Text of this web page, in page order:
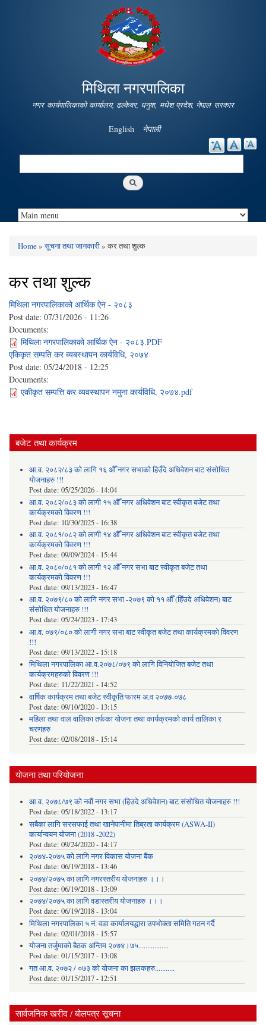
Skip to
main
content
मिथिला नगरपालिका
नगर कार्यपालिकाको कार्यालय, ढल्केवर, धनुषा, मधेश प्रदेश, नेपाल सरकार
English नेपाली
Search
You are here
Home»सूचना तथा जानकारी» कर तथा शुल्क
कर तथा शुल्क
मिथिला नगरपालिकाको आर्थिक ऐन - २०८३
Post date: 07/31/2026 - 11:26
Documents:
मिथिला नगरपालिकाको आर्थिक ऐन - २०८३.PDF
एकिकृत सम्पति कर ब्यबस्थापन कार्यविधि, २०७४
Post date: 05/24/2018 - 12:25
Documents:
एकीकृत सम्पत्ति कर व्यवस्थापन नमुना कार्यविधि, २०७४.pdf
बजेट तथा कार्यक्रम
आ.व. २०८२/८३ को लागि १६ औँ नगर सभाको हिउँदे अधिवेशन बाट संसोधित
योजनाहरु !!!
Post date: 05/25/2026 - 14:04
आ.व. २०८२/०८३ को लागी १५ औँ नगर अधिवेशन बाट स्वीकृत बजेट तथा
कार्यक्रमको विवरण !!!
Post date: 10/30/2025 - 16:38
आ.व. २०८१/०८२ को लागी १४ औँ नगर अधिवेशन बाट स्वीकृत बजेट तथा
कार्यक्रमको विवरण !!!
Post date: 09/09/2024 - 15:44
आ.व. २०८०/०८१ को लागी १२ औँ नगर सभा बाट स्वीकृत बजेट तथा
कार्यक्रमको विवरण !!!
Post date: 09/13/2023 - 16:47
आ.व. २०७९/८० को लागि नगर सभा -२०७९ को ११ औँ (हिँउदे अधिवेशन) बाट
संसोधित योजनाहरु !!!
Post date: 05/24/2023 - 17:43
आ.व. ०७९/०८० को लागी नगर सभा बाट स्वीकृत बजेट तथा कार्यक्रमको विवरण
!!!
Post date: 09/13/2022 - 15:18
मिथिला नगरपालिका आ.व.२०७८/०७९ को लागि विनियोजित बजेट तथा
कार्यक्रमहरुको विवरण !!!
Post date: 11/22/2021 - 14:52
वार्षिक कार्यक्रम तथा बजेट स्वीकृति फारम अ.व २०७७-०७८
Post date: 09/10/2020 - 13:15
महिला तथा वाल वालिका तर्फका याेजना तथा कार्यक्रमकाे कार्य तालिका र
चरणहरु
Post date: 02/08/2018 - 15:14
योजना तथा परियोजना
आ.व. २०७८/७९ को नवौं नगर सभा (हिउदे अधिवेशन) बाट संसोधित योजनाहरु !!!
Post date: 05/18/2022 - 13:17
सबैका लागि सरसफाई तथा खानेपानीमा तिब्रता कार्यक्रम (ASWA-II)
कार्यान्वयन योजना (2018 -2022)
Post date: 09/24/2020 - 14:17
२०७४-२०७५ को लागि नगर विकास योजना बैंक
Post date: 06/19/2018 - 13:46
२०७४/२०७५ का लागि नगरस्तरीय योजनाहरु ।।।
Post date: 06/19/2018 - 13:09
२०७४/२०७५ का लागि वडास्तरीय योजनाहरु ।।।
Post date: 06/19/2018 - 13:04
मिथिला नगरपालिका ५ नं. वडा कार्यालयद्धारा उपभोक्ता समिति गठन गर्दै
Post date: 02/01/2018 - 15:57
याेजना तर्जुमाकाे बैठक अन्तिम २०७४।७५.................
Post date: 01/15/2017 - 13:08
गत आ.व. २०७२ / ०७३ को योजना का झलकहरु...........
Post date: 01/15/2017 - 12:51
सार्वजनिक खरीद / बोलपत्र सूचना